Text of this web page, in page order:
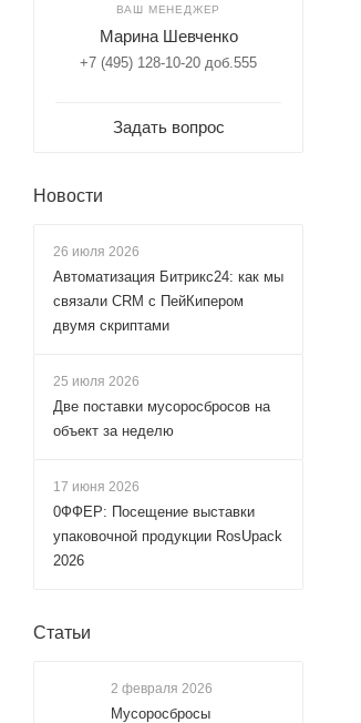
ВАШ МЕНЕДЖЕР
Марина Шевченко
+7 (495) 128-10-20 доб.555
Задать вопрос
Новости
26 июля 2026
Автоматизация Битрикс24: как мы
связали CRM с ПейКипером
двумя скриптами
25 июля 2026
Две поставки мусоросбросов на
объект за неделю
17 июня 2026
0ФФЕР: Посещение выставки
упаковочной продукции RosUpack
2026
Статьи
2 февраля 2026
Мусоросбросы